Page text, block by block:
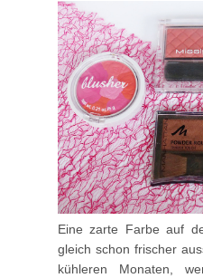
Eine zarte Farbe auf
gleich schon frischer
kühleren Monaten,